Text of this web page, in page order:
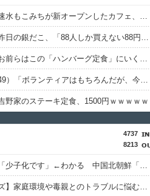
【画像あり】速水もこみちが新オープンしたカフェ、サンドイッチ1つ「3000円」ｗｗｗｗｗ
【画像あり】昨日の銀だこ、「88人しか買えない88円」に大行列をなす都民コチラｗｗｗｗｗ
【画像あり】お前らはこの「ハンバーグ定食」にいくら払える？
鈴木紗理奈（49）「ボランティアはもちろんだが、今熊本へ旅行に行くことも支援になる」
野家のステーキ定食、1500円ｗｗｗｗｗ
4737
8213
日本韓国台湾「少子化です」←わかる 中国北朝鮮「少子化です」←強権国家でも止められないのかよ
【トー横キッズ】家庭環境や毒親とのトラブルに悩む若者「大人に相談しても具体的に何もしてくれない」EXIT兼近「搾取しようとする大人をどう除外するか」